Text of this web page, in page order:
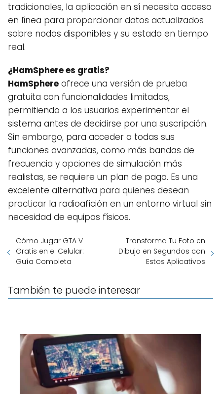
tradicionales, la aplicación en sí necesita acceso
en línea para proporcionar datos actualizados
sobre nodos disponibles y su estado en tiempo
real.
¿HamSphere es gratis?
HamSphere ofrece una versión de prueba
gratuita con funcionalidades limitadas,
permitiendo a los usuarios experimentar el
sistema antes de decidirse por una suscripción.
Sin embargo, para acceder a todas sus
funciones avanzadas, como más bandas de
frecuencia y opciones de simulación más
realistas, se requiere un plan de pago. Es una
excelente alternativa para quienes desean
practicar la radioafición en un entorno virtual sin
necesidad de equipos físicos.
Cómo Jugar GTA V
Gratis en el Celular:
Guía Completa
Transforma Tu Foto en
Dibujo en Segundos con
Estos Aplicativos
También te puede interesar